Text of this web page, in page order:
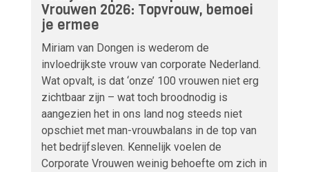
Vrouwen 2026: Topvrouw, bemoei
je ermee
Miriam van Dongen is wederom de
invloedrijkste vrouw van corporate Nederland.
Wat opvalt, is dat ‘onze’ 100 vrouwen niet erg
zichtbaar zijn – wat toch broodnodig is
aangezien het in ons land nog steeds niet
opschiet met man-vrouwbalans in de top van
het bedrijfsleven. Kennelijk voelen de
Corporate Vrouwen weinig behoefte om zich in